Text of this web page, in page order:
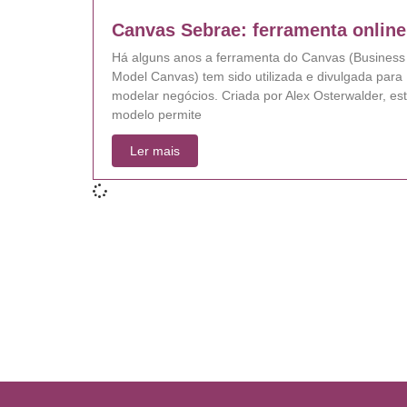
Canvas Sebrae: ferramenta online
Há alguns anos a ferramenta do Canvas (Business
Model Canvas) tem sido utilizada e divulgada para
modelar negócios. Criada por Alex Osterwalder,
modelo permite
Ler mais